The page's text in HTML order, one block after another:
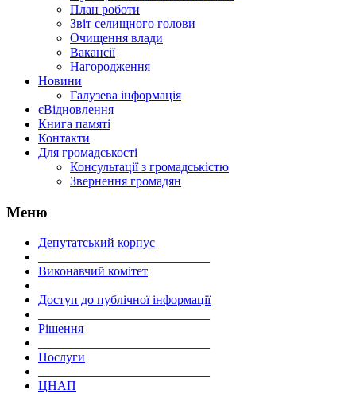
План роботи
Звіт селищного голови
Очищення влади
Вакансії
Нагородження
Новини
Галузева інформація
єВідновлення
Книга памяті
Контакти
Для громадськості
Консультації з громадськістю
Звернення громадян
Меню
Депутатський корпус
Виконавчий комітет
Доступ до публічної інформації
Рішення
Послуги
ЦНАП